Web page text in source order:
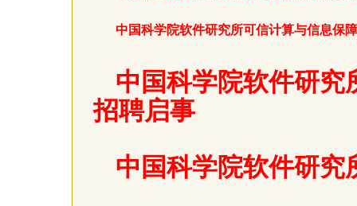
中国科学院软件研究所可信计算与信息保
中国科学院软件研究
招聘启事
中国科学院软件研究